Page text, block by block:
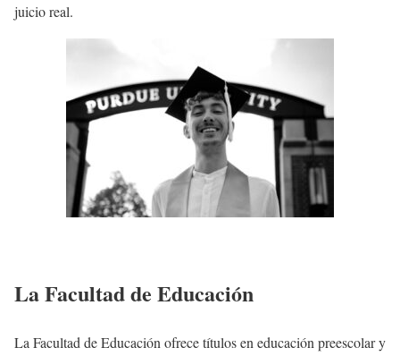
juicio real.
La Facultad de Educación
La Facultad de Educación ofrece títulos en educación preescolar y